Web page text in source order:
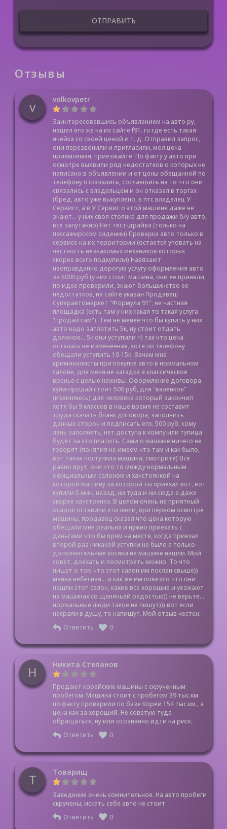
ОТПРАВИТЬ
Отзывы
v volkovpetr
Заинтересовавшись объявлением на авто ру,
нашел его же на их сайте f91. ru где есть такая
ячейка со своей ценой и т. д. Отправил запрос,
они перезвонили и пригласили, мол цена
приемлемая, приезжайте. По факту у авто при
осмотре выявили ряд недостатков о которых не
написано в объявлении и от цены обещанной по
телефону отказались, сославшись на то что они
связались с владельцем и он отказал в торгах
(бред, авто уже выкуплено, в птс владелец У
Сервис+, а в У Сервис о этой машине даже не
знают... у них своя стоянка для продажи б/у авто,
все запутанно) Нет тест-драйва (только на
пассажирском сидении) Проверка авто только в
сервисе на их территории (остается уповать на
честность незнакомых механиков которых
скорее всего подкупили) Навязают
неоправданно дорогую услугу оформления авто
за 5000 руб (у них стоит машина, они ее приняли,
по идее проверили, знают большинство ее
недостатков, на сайте указан Продавец:
Суперавтомаркет "Формула 91", не частная
площадка (есть там у них какая то такая услуга
"продай сам"). Тем не менее что бы купить у них
авто надо заплатить 5к, ну стоит отдать
должное... 5к они уступили =) так что цена
осталась не измененная, хотя по телефону
обещали уступить 10-15к. Зачем мне
криминалисты при покупке авто в нормальном
салоне, для меня не загадка а классическое
вранье с целью наживы. Оформление договора
купи-продай стоит 500 руб, для "валенков"
(извиняюсь) для человека который закончил
хотя бы 9 классов в наше время не составит
труда скачать бланк договора, заполнить
данные сторон и подписать его. 500 руб, кому
лень заполнять, нет доступа к компу или тупица
будет за это платить. Сами о машине ничего не
говорят (понятия не имеем что там и как было,
вот такая поступила машина, смотрите) Все
равно врут, они что то между нормальным
официальным салоном и хачстоянкой на
которой машину за которой ты приехал вот, вот
купили 5 мин. назад, ни туда и ни сюда а даже
скорее хачстоянка. В целом очень не приятный
осадок оставили эти люли, при первом осмотре
машины, продавец сказал что цена которую
обещали мне реальна и нужно приехать с
деньгами что бы прям на месте, когда приехал
второй раз никакой уступки не было а только
дополнительные косяки на машине нашли. Мой
совет, доехать и посмотреть можно. То что
пишут о том что этот салон им послан свыше))
манна небесная... и как же им повезло что они
нашли этот салон, какие все хорошие и уезжают
на машинах со щенячьей радостью)) не верьте...
нормальные люди такое не пишут))) вот если
насрали в душу, то напишут. Мой отзыв честен.
Ответить
0
Н Никита Степанов
Продают корейские машины с скрученным
пробегом. Машина стоит с пробегом 39 тыс.км.
по факту проверили по базе Кореи 154 тыс.км., а
цена как за хороший. Не советую туда
обращаться, ну или осознанно идти на риск.
Ответить
0
Т Товарищ
Заведение очень сомнительное. На авто пробеги
скручены, искать себе авто не стоит.
Ответить
0